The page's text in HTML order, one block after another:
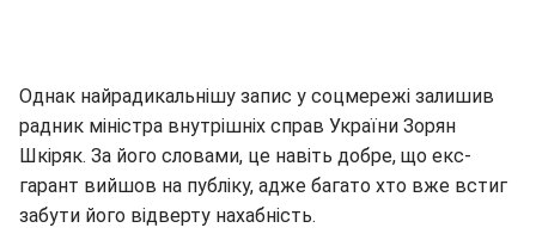
Однак найрадикальнішу запис у соцмережі залишив
радник міністра внутрішніх справ України Зорян
Шкіряк. За його словами, це навіть добре, що екс-
гарант вийшов на публіку, адже багато хто вже встиг
забути його відверту нахабність.